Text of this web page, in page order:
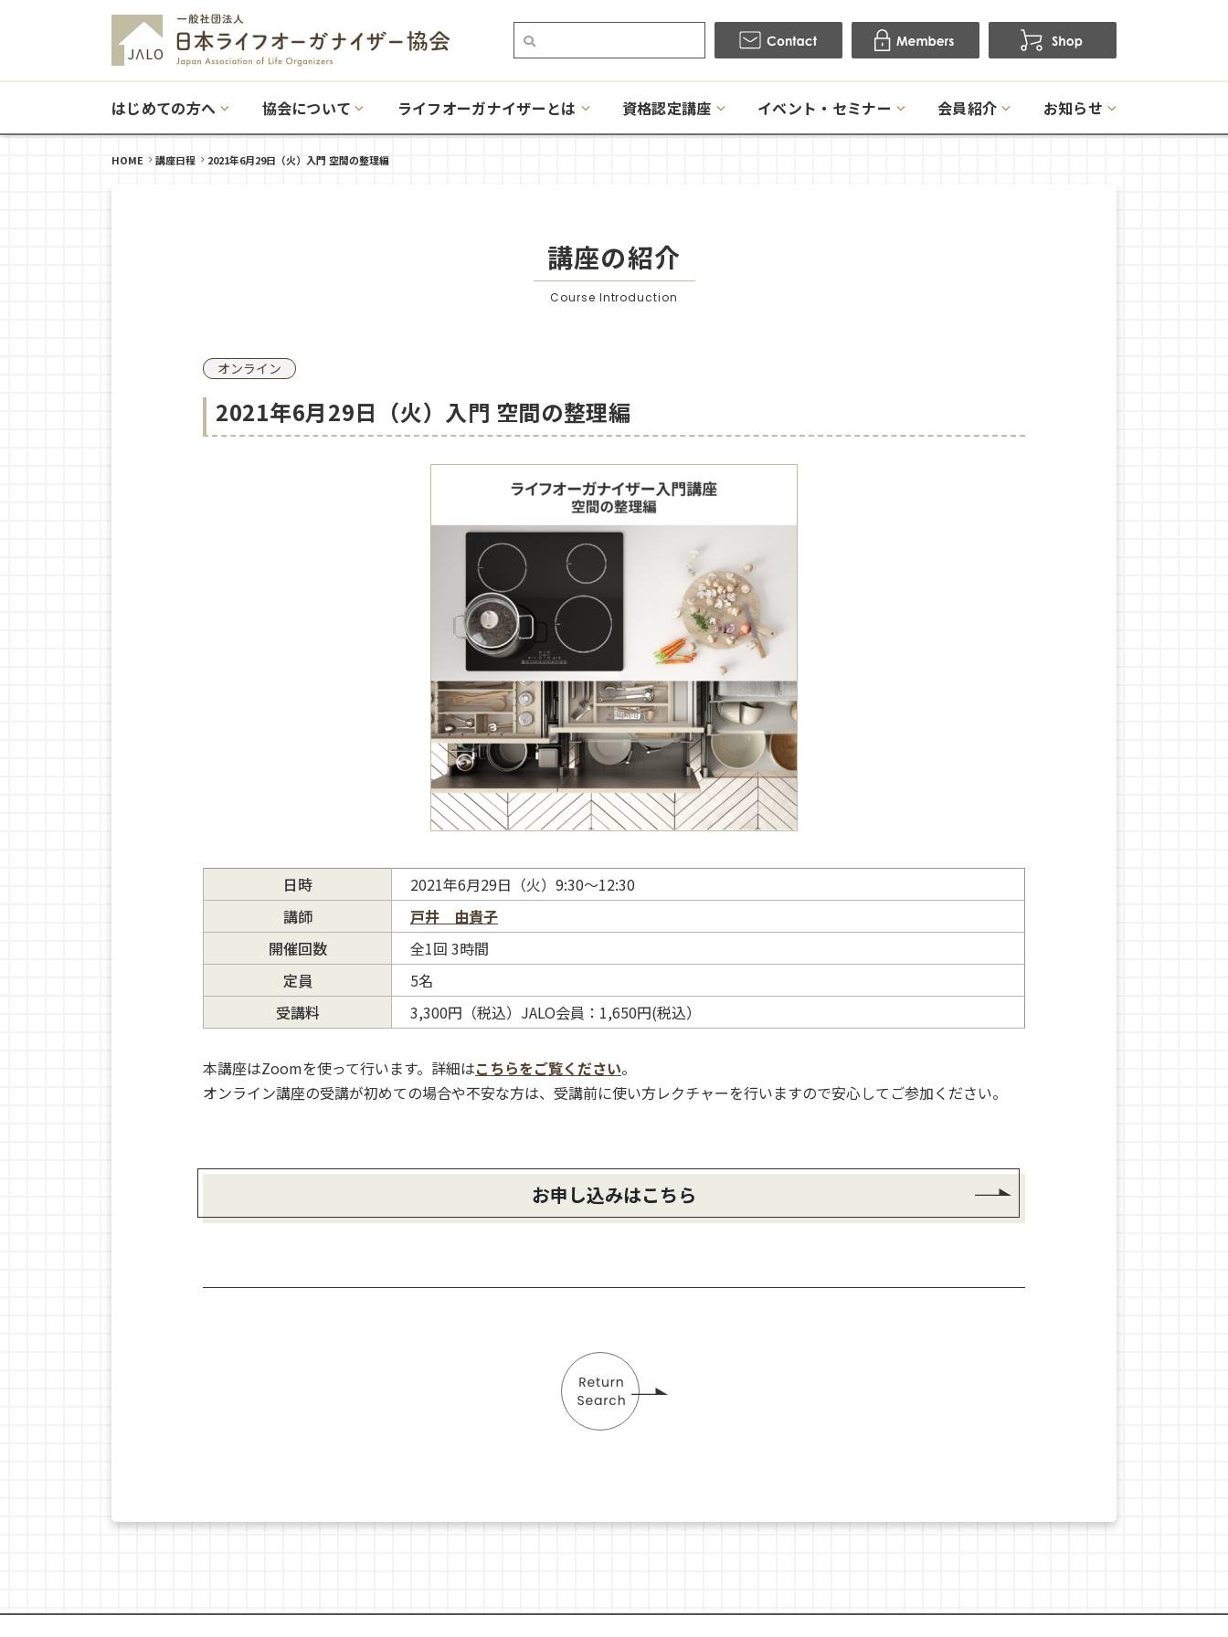
はじめての方へ 協会について ライフオーガナイザーとは 資格認定講座 イベント・セミナー 会員紹介 お知らせ
HOME 講座日程 2021年6月29日（火）入門 空間の整理編
講座の紹介
Course Introduction
オンライン
2021年6月29日（火）入門 空間の整理編
日時
2021年6月29日（火）9:30～12:30
講師
戸井 由貴子
開催回数
全1回 3時間
定員
5名
受講料
3,300円（税込）JALO会員：1,650円(税込）
本講座はZoomを使って行います。詳細はこちらをご覧ください。
オンライン講座の受講が初めての場合や不安な方は、受講前に使い方レクチャーを行いますので安心してご参加ください。
お申し込みはこちら